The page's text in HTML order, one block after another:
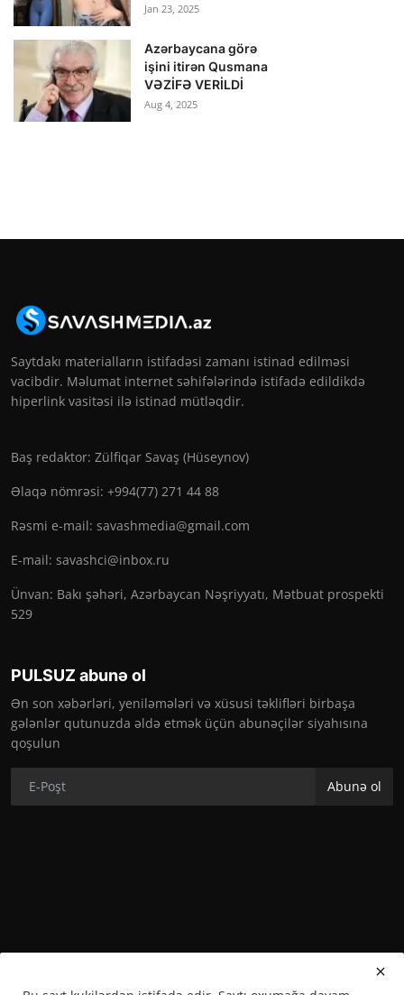
Jan 23, 2025
Azərbaycana görə
işini itirən Qusmana
VƏZİFƏ VERİLDİ
Aug 4, 2025
Saytdakı materialların istifadəsi zamanı istinad edilməsi
vacibdir. Məlumat internet səhifələrində istifadə edildikdə
hiperlink vasitəsi ilə istinad mütləqdir.
Baş redaktor: Zülfiqar Savaş (Hüseynov)
Əlaqə nömrəsi: +994(77) 271 44 88
Rəsmi e-mail: savashmedia@gmail.com
E-mail: savashci@inbox.ru
Ünvan: Bakı şəhəri, Azərbaycan Nəşriyyatı, Mətbuat prospekti
529
PULSUZ abunə ol
Ən son xəbərləri, yeniləmələri və xüsusi təklifləri birbaşa
gələnlər qutunuzda əldə etmək üçün abunəçilər siyahısına
qoşulun
Abunə ol